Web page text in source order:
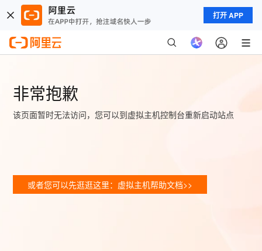
打开 APP
非常抱歉
该页面暂时无法访问，您可以到虚拟主机控制台重新启动站点
或者您可以先逛逛这里：虚拟主机帮助文档>>